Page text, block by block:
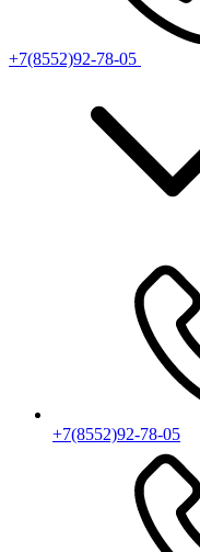
+7(8552)92-78-05
+7(8552)92-78-05